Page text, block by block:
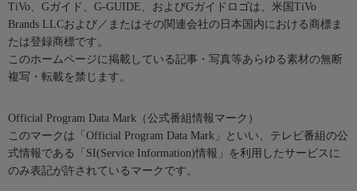
TiVo、Gガイド、G-GUIDE、およびGガイドロゴは、米国TiVo
Brands LLCおよび／またはその関連会社の日本国内における商標ま
たは登録商標です。
このホームページに掲載している記事・写真等あらゆる素材の無断
複写・転載を禁じます。
Official Program Data Mark（公式番組情報マーク）
このマークは「Official Program Data Mark」といい、テレビ番組の公
式情報である「SI(Service Information)情報」を利用したサービスに
のみ表記が許されているマークです。